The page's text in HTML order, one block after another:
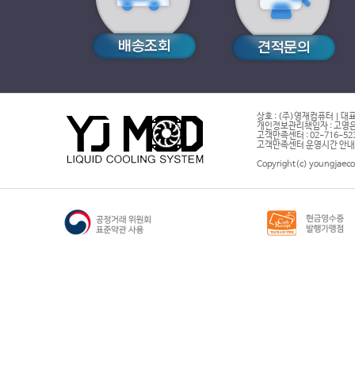
상호 : (주)영재컴퓨터 | 대
개인정보관리책임자 : 고영
고객만족센터 : 02-716-
고객만족센터 운영시간 안
Copyright(c)